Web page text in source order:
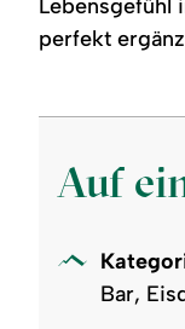
Lebensgefühl
perfekt
Auf
Bar,